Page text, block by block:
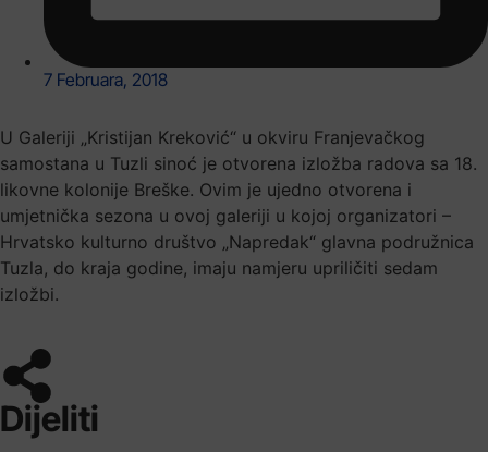
7 Februara, 2018
U Galeriji „Kristijan Kreković“ u okviru Franjevačkog
samostana u Tuzli sinoć je otvorena izložba radova sa 18.
likovne kolonije Breške. Ovim je ujedno otvorena i
umjetnička sezona u ovoj galeriji u kojoj organizatori –
Hrvatsko kulturno društvo „Napredak“ glavna podružnica
Tuzla, do kraja godine, imaju namjeru upriličiti sedam
izložbi.
Dijeliti